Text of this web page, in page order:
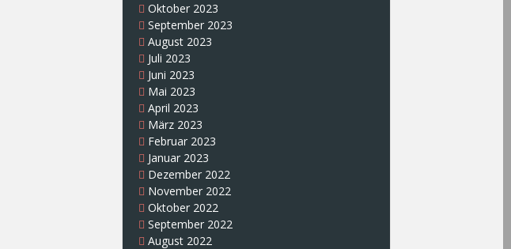
Oktober 2023
September 2023
August 2023
Juli 2023
Juni 2023
Mai 2023
April 2023
März 2023
Februar 2023
Januar 2023
Dezember 2022
November 2022
Oktober 2022
September 2022
August 2022